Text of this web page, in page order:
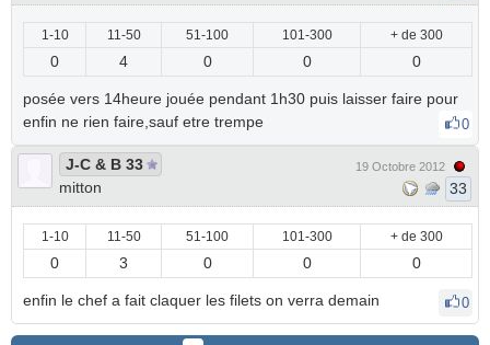
1-10 11-50 51-100 101-300 + de 300
0 4 0 0 0
posée vers 14heure jouée pendant 1h30 puis laisser faire pour
enfin ne rien faire,sauf etre trempe
0
J-C & B 33
mitton
19 Octobre 2012
33
1-10 11-50 51-100 101-300 + de 300
0 3 0 0 0
enfin le chef a fait claquer les filets on verra demain 0